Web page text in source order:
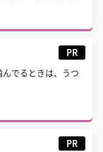
PR
んでるときは、うつ
PR